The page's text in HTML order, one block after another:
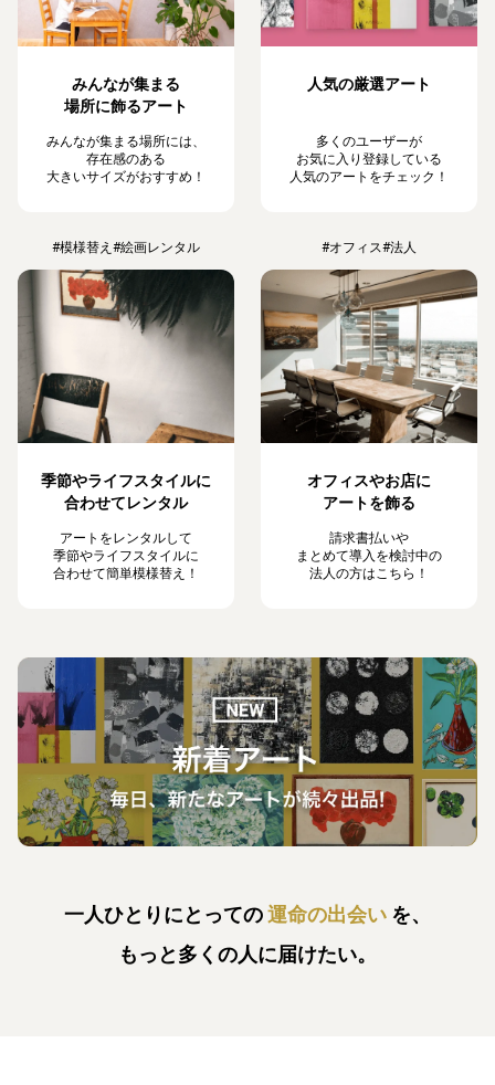
みんなが集まる
場所に飾るアート
みんなが集まる場所には、
存在感のある
大きいサイズがおすすめ！
人気の厳選アート
多くのユーザーが
お気に入り登録している
人気のアートをチェック！
#模様替え #絵画レンタル
季節やライフスタイルに
合わせてレンタル
アートをレンタルして
季節やライフスタイルに
合わせて簡単模様替え！
#オフィス#法人
オフィスやお店に
アートを飾る
請求書払いや
まとめて導入を検討中の
法人の方はこちら！
一人ひとりにとっての運命の出会い を、
もっと多くの人に届けたい。